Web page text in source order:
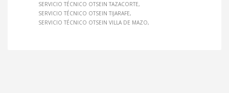
SERVICIO TÉCNICO OTSEIN TAZACORTE
SERVICIO TÉCNICO OTSEIN TIJARAFE
SERVICIO TÉCNICO OTSEIN VILLA DE MAZO